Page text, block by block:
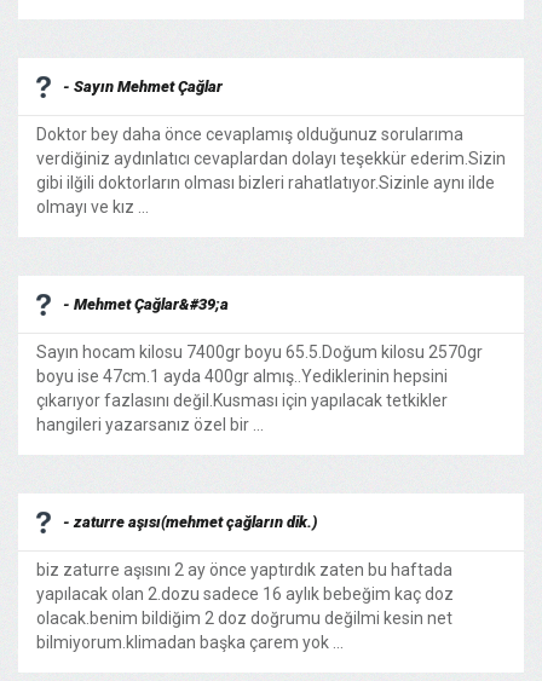
- Sayın Mehmet Çağlar
Doktor bey daha önce cevaplamış olduğunuz sorularıma
verdiğiniz aydınlatıcı cevaplardan dolayı teşekkür ederim.Sizin
gibi ilğili doktorların olması bizleri rahatlatıyor.Sizinle aynı ilde
olmayı ve kız ...
- Mehmet Çağlar&#39;a
Sayın hocam kilosu 7400gr boyu 65.5.Doğum kilosu 2570gr
boyu ise 47cm.1 ayda 400gr almış..Yediklerinin hepsini
çıkarıyor fazlasını değil.Kusması için yapılacak tetkikler
hangileri yazarsanız özel bir ...
- zaturre aşısı(mehmet çağların dik.)
biz zaturre aşısını 2 ay önce yaptırdık zaten bu haftada
yapılacak olan 2.dozu sadece 16 aylık bebeğim kaç doz
olacak.benim bildiğim 2 doz doğrumu değilmi kesin net
bilmiyorum.klimadan başka çarem yok ...